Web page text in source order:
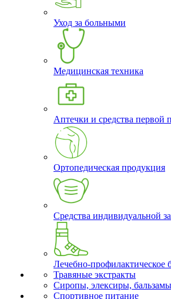
Уход за больными
Медицинская техника
Аптечки и средства первой
Ортопедическая продукция
Средства индивидуальной
Лечебно-профилактическое
Травяные экстракты
Сиропы, элексиры, бальзамы
Спортивное питание